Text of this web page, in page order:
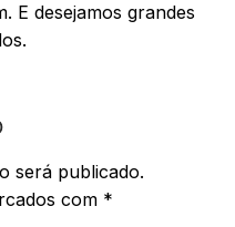
E desejamos grandes
será publicado.
com *